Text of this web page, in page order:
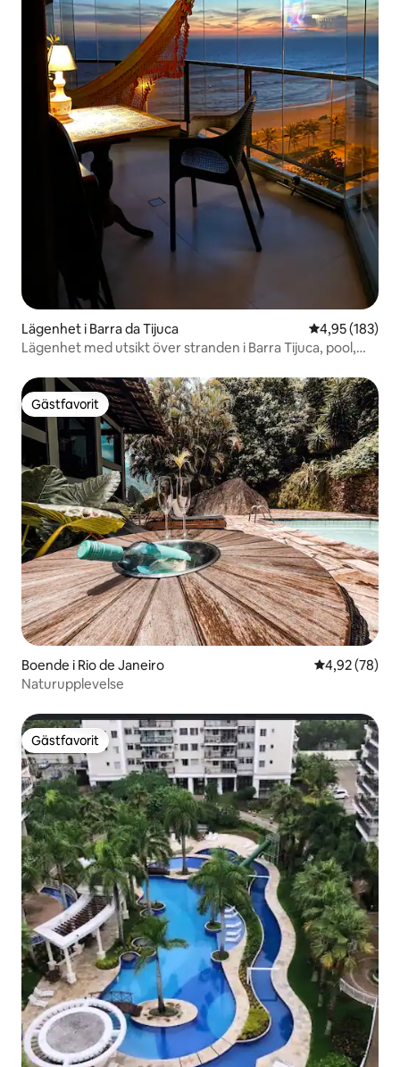
Lägenhet i Barra da Tijuca 4,95 av 5 i
4,95 (183)
Lägenhet med utsikt över stranden i Barra Tijuca, pool,
Gästfavorit
Gästfavorit
Boende i Rio de Janeiro 4,92 av 5 i
4,92 (78)
Naturupplevelse
Gästfavorit
Gästfavorit